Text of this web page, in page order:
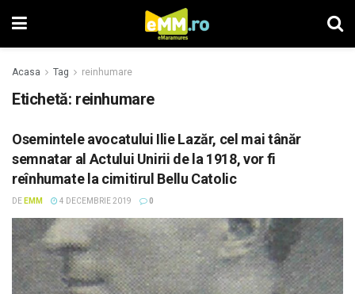
Acasa Tag reinhumare
Etichetă: reinhumare
Osemintele avocatului Ilie Lazăr, cel mai tânăr
semnatar al Actului Unirii de la 1918, vor fi
reînhumate la cimitirul Bellu Catolic
DE EMM 4 DECEMBRIE 2019 0